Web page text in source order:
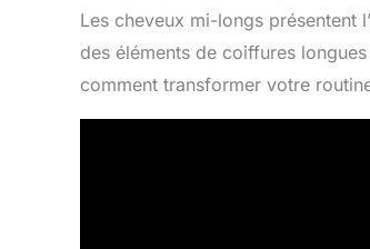
Les cheveux mi-longs présentent
des éléments de coiffures
comment transformer votre